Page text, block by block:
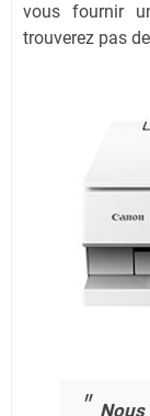
vous fournir
trouverez pas
Nous